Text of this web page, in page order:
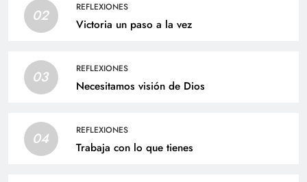
02 REFLEXIONES
Victoria un paso a la vez
03 REFLEXIONES
Necesitamos visión de Dios
04 REFLEXIONES
Trabaja con lo que tienes